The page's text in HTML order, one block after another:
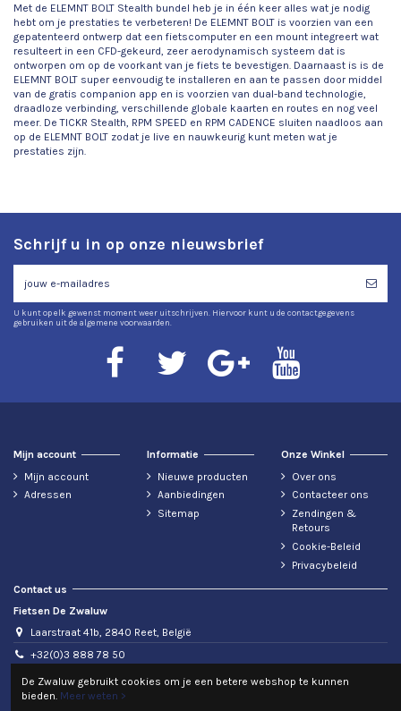
Met de ELEMNT BOLT Stealth bundel heb je in één keer alles wat je nodig
hebt om je prestaties te verbeteren! De ELEMNT BOLT is voorzien van een
gepatenteerd ontwerp dat een fietscomputer en een mount integreert wat
resulteert in een CFD-gekeurd, zeer aerodynamisch systeem dat is
ontworpen om op de voorkant van je fiets te bevestigen. Daarnaast is is de
ELEMNT BOLT super eenvoudig te installeren en aan te passen door middel
van de gratis companion app en is voorzien van dual-band technologie,
draadloze verbinding, verschillende globale kaarten en routes en nog veel
meer. De TICKR Stealth, RPM SPEED en RPM CADENCE sluiten naadloos aan
op de ELEMNT BOLT zodat je live en nauwkeurig kunt meten wat je
prestaties zijn.
Schrijf u in op onze nieuwsbrief
U kunt op elk gewenst moment weer uitschrijven. Hiervoor kunt u de contactgegevens
gebruiken uit de algemene voorwaarden.
Mijn account
Mijn account
Adressen
Informatie
Nieuwe producten
Aanbiedingen
Sitemap
Onze Winkel
Over ons
Contacteer ons
Zendingen &
Retours
Cookie-Beleid
Privacybeleid
Contact us
Fietsen De Zwaluw
Laarstraat 41b, 2840 Reet, België
+32(0)3 888 78 50
info@fietsendezwaluw.be
BTW: BE0440476604
De Zwaluw gebruikt cookies om je een betere webshop te kunnen
bieden. Meer weten >